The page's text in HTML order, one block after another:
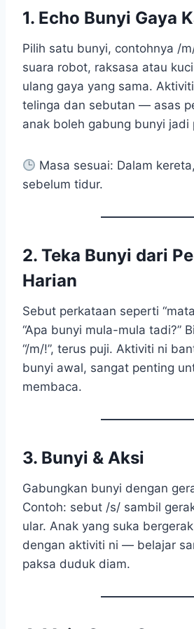
1. Echo Bunyi Gaya
Pilih satu bunyi, contohnya /
suara robot, raksasa atau
ulang gaya yang sama.
telinga dan sebutan — asas
anak boleh gabung bunyi jadi
Masa sesuai: Dalam
sebelum tidur.
2. Teka Bunyi dari
Harian
Sebut perkataan seperti
“Apa bunyi mula-mula tadi?”
“/m/!”, terus puji. Aktiviti ni
bunyi awal, sangat penting
membaca.
3. Bunyi & Aksi
Gabungkan bunyi dengan
Contoh: sebut /s/ sambil
ular. Anak yang suka
dengan aktiviti ni — belajar
paksa duduk diam.